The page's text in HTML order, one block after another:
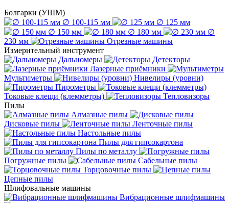
Болгарки (УШМ)
∅ 100-115 мм
∅ 125 мм
∅ 150 мм
∅ 180 мм
∅
230 мм
Отрезные машины
Измерительный инструмент
Дальномеры
Детекторы
Лазерные приёмники
Мультиметры
Нивелиры (уровни)
Пирометры
Токовые клещи (клемметры)
Тепловизоры
Пилы
Алмазные пилы
Дисковые пилы
Ленточные пилы
Настольные пилы
Пилы для гипсокартона
Пилы по металлу
Погружные пилы
Сабельные пилы
Торцовочные пилы
Цепные пилы
Шлифовальные машины
Вибрационные шлифмашины